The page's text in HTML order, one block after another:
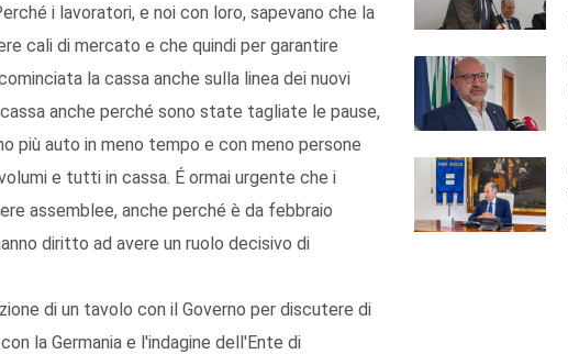
i lavoratori, e noi con loro, sapevano che la
cali di mercato e che quindi per garantire
la cassa anche sulla linea dei nuovi
anche perché sono state tagliate le pause,
più auto in meno tempo e con meno persone
e tutti in cassa. É ormai urgente che i
assemblee, anche perché è da febbraio
diritto ad avere un ruolo decisivo di
di un tavolo con il Governo per discutere di
la Germania e l'indagine dell'Ente di